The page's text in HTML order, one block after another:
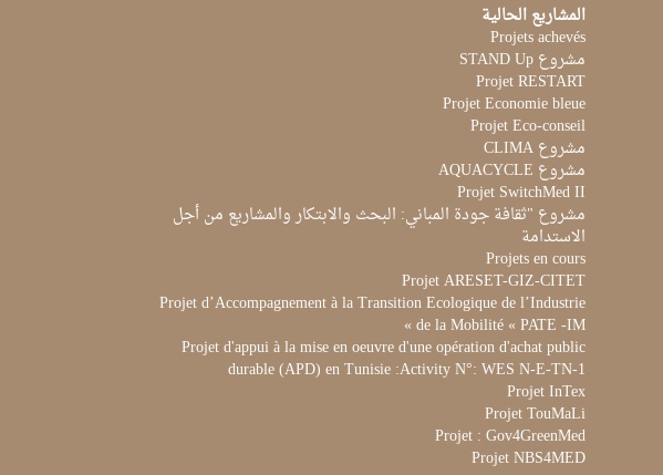
المشاريع الحالية
Projets achevés
مشروع STAND Up
Projet RESTART
Projet Economie bleue
Projet Eco-conseil
مشروع CLIMA
مشروع AQUACYCLE
Projet SwitchMed II
مشروع "ثقافة جودة المباني: البحث والابتكار والمشاريع من أجل
الاستدامة
Projets en cours
Projet ARESET-GIZ-CITET
Projet d’Accompagnement à la Transition Ecologique de l’Industrie
de la Mobilité « PATE -IM »
Projet d'appui à la mise en oeuvre d'une opération d'achat public
durable (APD) en Tunisie :Activity N°: WES N-E-TN-1
Projet InTex
Projet TouMaLi
Projet : Gov4GreenMed
Projet NBS4MED